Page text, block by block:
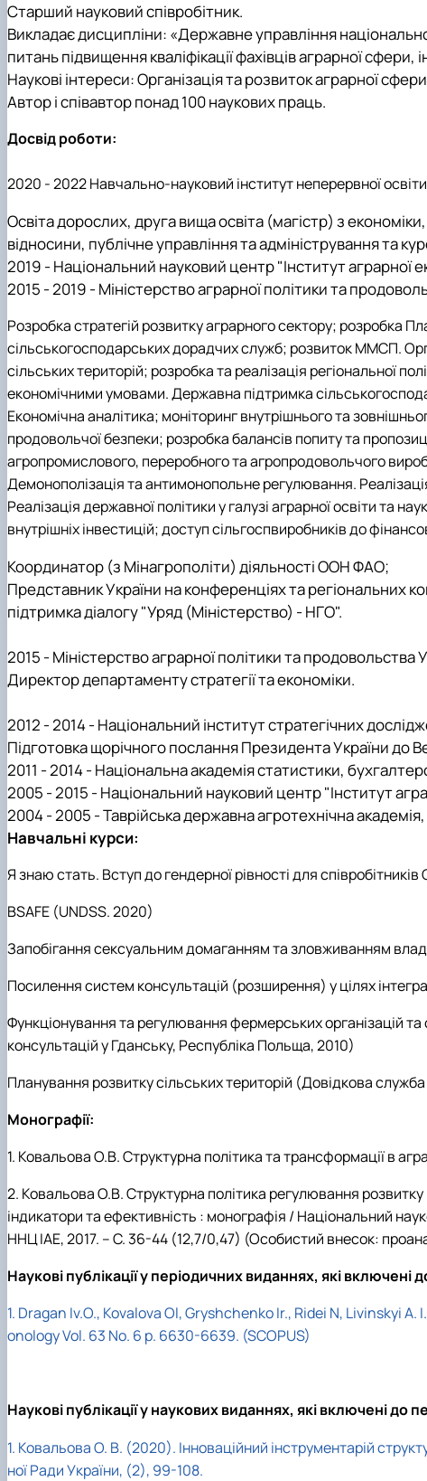
Старший науковий співробітник.
Викладає дисципліни: «Державне управління
питаньпідвищення кваліфікації фахівців аграрної сфери,
Наукові інтереси:Організація та розвиток аграрної
Автор і співавторпонад 100 наукових праць.
Досвід роботи:
2020 - 2022 Навчально-науковий інститут неперервної
Освіта дорослих, друга вища освіта (магістр) з
відносини, публічне управління та адміністрування та
2019 - Національний науковий центр "Інститут аграрної
2015 - 2019 - Міністерство аграрної політики та
Розробка стратегій розвитку аграрного сектору; розробка
сільськогосподарських дорадчих служб; розвиток ММСП.
сільських територій; розробка та реалізація регіональної
економічними умовами. Державна підтримка
Економічна аналітика; моніторингвнутрішнього та
продовольчої безпеки; розробка балансів попиту та
агропромислового, переробного та агропродовольчого
Демонополізація та антимонопольне регулювання.
Реалізація державної політики у галузі аграрної освіти та
внутрішніх інвестицій; доступ сільгоспвиробників до
Координатор (з Мінагрополіти) діяльності ООН ФАО;
Представник України на конференціях та регіональних
підтримка діалогу "Уряд (Міністерство) - НГО".
2015 - Міністерство аграрної політики та продовольства
Директор департаменту стратегії та економіки.
2012 - 2014 - Національний інститут стратегічних
Підготовка щорічного послання Президента України до
2011 - 2014 - Національна академія статистики,
2005 - 2015 - Національний науковий центр "Інститут
2004 - 2005 - Таврійська державна агротехнічна
Навчальні курси:
Я знаю стать. Вступ до гендерної рівності для
BSAFE (UNDSS. 2020)
Запобігання сексуальним домаганням та зловживанням
Посилення систем консультацій (розширення) у цілях
Функціонування та регулювання фермерських організацій та
консультацій у Гданську, Республіка Польща, 2010)
Планування розвитку сільських територій (Довідкова
Монографії:
1. Ковальова О.В. Структурна політика та трансформації в
2. Ковальова О.В. Структурна політика регулювання
індикатори та ефективність : монографія / Національний
ННЦ ІАЕ, 2017. – С. 36-44 (12,7/0,47) (Особистий внесок:
Наукові публікації у періодичних виданнях, які
1. Dragan Iv.O., Kovalova Ol, Gryshchenko Ir., Ridei N, Lіvinskyi
оnologyVol. 63 No. 6 p. 6630-6639. (SCOPUS)
Наукові публікації у наукових виданнях, які включені до
1. Ковальова О. В. (2020). Інноваційний інструментарій
ної Ради України, (2), 99-108.